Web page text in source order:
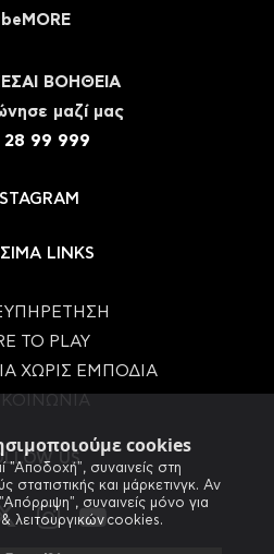
cookies
"Αποδοχή", συναινείς στη
στατιστικής και μάρκετινγκ. Αν
συναινείς μόνο για
λειτουργικών cookies.
ΒΟΗΘΕΙΑ
μαζί μας
28 99 999
LINKS
TO PLAY
ΧΩΡΙΣ ΕΜΠΟΔΙΑ
US